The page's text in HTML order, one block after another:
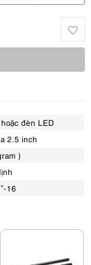
đèn LED
2.5 inch
)
16